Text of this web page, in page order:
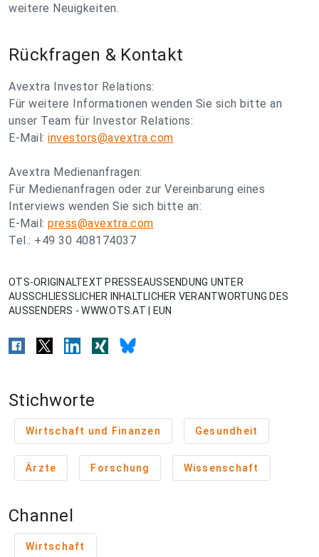
weitere Neuigkeiten.
Rückfragen & Kontakt
Avextra Investor Relations:
Für weitere Informationen wenden Sie sich bitte an
unser Team für Investor Relations:
E-Mail: investors@avextra.com
Avextra Medienanfragen:
Für Medienanfragen oder zur Vereinbarung eines
Interviews wenden Sie sich bitte an:
E-Mail: press@avextra.com
Tel.: +49 30 408174037
OTS-ORIGINALTEXT PRESSEAUSSENDUNG UNTER
AUSSCHLIESSLICHER INHALTLICHER VERANTWORTUNG DES
AUSSENDERS - WWW.OTS.AT | EUN
Stichworte
Wirtschaft und Finanzen Gesundheit
Ärzte Forschung Wissenschaft
Channel
Wirtschaft